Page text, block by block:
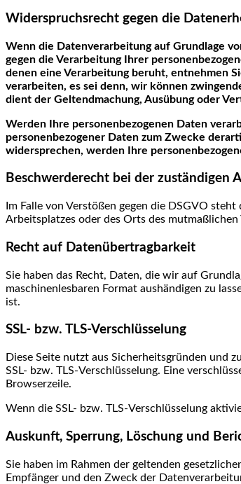
Widerspruchsrecht gegen die
Wenn die Datenverarbeitung auf Grundlage
gegen die Verarbeitung Ihrer
denen eine Verarbeitung beruht, entnehmen
verarbeiten, es sei denn, wir können
dient der Geltendmachung, Ausübung oder
Werden Ihre personenbezogenen Daten
personenbezogener Daten zum Zwecke
widersprechen, werden Ihre
Beschwerderecht bei der zuständigen
Im Falle von Verstößen gegen die DSGVO
Arbeitsplatzes oder des Orts des
Recht auf Datenübertragbarkeit
Sie haben das Recht, Daten, die wir auf
maschinenlesbaren Format aushändigen zu
ist.
SSL- bzw. TLS-Verschlüsselung
Diese Seite nutzt aus Sicherheitsgründen und
SSL- bzw. TLS-Verschlüsselung. Eine
Browserzeile.
Wenn die SSL- bzw. TLS-Verschlüsselung
Auskunft, Sperrung, Löschung und
Sie haben im Rahmen der geltenden
Empfänger und den Zweck der